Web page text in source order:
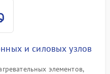
и силовых узлов
элементов,